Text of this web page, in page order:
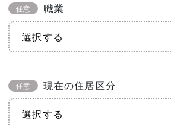
任意 職業
任意 現在の住居区分